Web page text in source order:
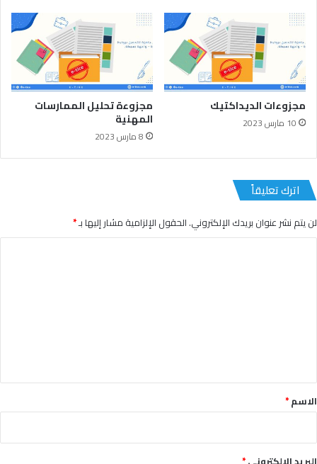
مجزوءات الديداكتيك
10 مارس 2023
مجزوءة تحليل الممارسات
المهنية
8 مارس 2023
اترك تعليقاً
لن يتم نشر عنوان بريدك الإلكتروني.الحقول الإلزامية مشار إليها بـ*
*الاسم*